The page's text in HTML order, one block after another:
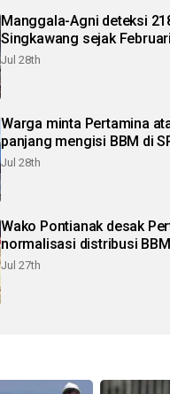
Manggala-Agni deteksi
Singkawang sejak
Jul 28th
Warga minta Pertamina
panjang mengisi BBM di
Jul 28th
Wako Pontianak desak
normalisasi distribusi BBM
Jul 27th